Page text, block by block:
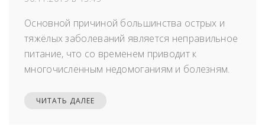
Основной причиной большинства острых и
тяжёлых заболеваний является неправильное
питание, что со временем приводит к
многочисленным недомоганиям и болезням.
ЧИТАТЬ ДАЛЕЕ